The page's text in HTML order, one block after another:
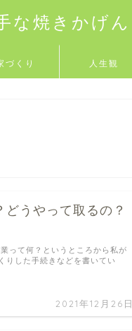
な焼きかげん
づくり 人生観
うやって取るの？
2021年12月26日
って何？というところから私が
りした手続きなどを書いてい